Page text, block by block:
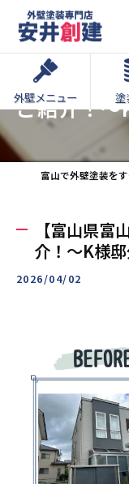
外壁メニュー 塗
【富山県
ご紹介！
富山
【富山県富
介！～K様
2026/04/02